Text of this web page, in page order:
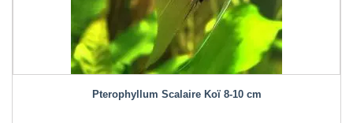
Pterophyllum Scalaire Koï 8-10 cm